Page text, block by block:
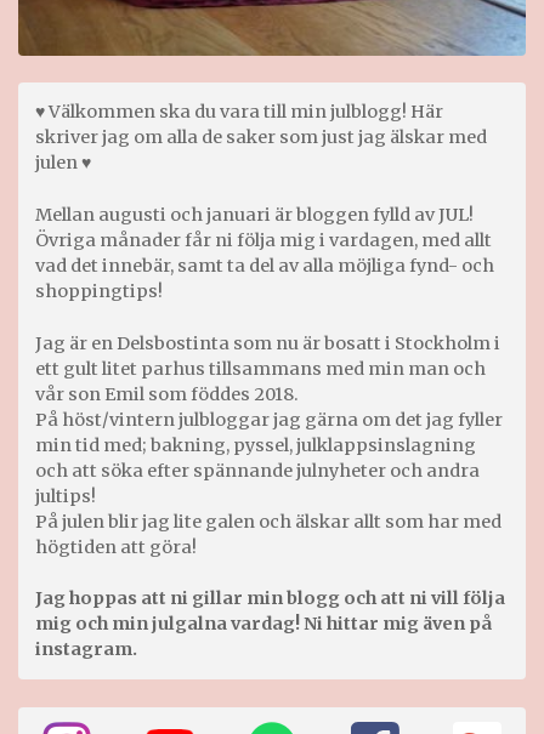
♥ Välkommen ska du vara till min julblogg! Här
skriver jag om alla de saker som just jag älskar med
julen ♥
Mellan augusti och januari är bloggen fylld av JUL!
Övriga månader får ni följa mig i vardagen, med allt
vad det innebär, samt ta del av alla möjliga fynd- och
shoppingtips!
Jag är en Delsbostinta som nu är bosatt i Stockholm i
ett gult litet parhus tillsammans med min man och
vår son Emil som föddes 2018.
På höst/vintern julbloggar jag gärna om det jag fyller
min tid med; bakning, pyssel, julklappsinslagning
och att söka efter spännande julnyheter och andra
jultips!
På julen blir jag lite galen och älskar allt som har med
högtiden att göra!
Jag hoppas att ni gillar min blogg och att ni vill följa
mig och min julgalna vardag! Ni hittar mig även på
instagram.